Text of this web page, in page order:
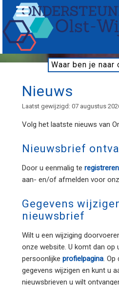
Nieuws
Laatst gewijzigd: 07 augustus
Volg het laatste nieuws van
Nieuwsbrief
Door u eenmalig te registreren
aan- en/of afmelden voor
Gegevens
nieuwsbrief
Wilt u een wijziging
onze website. U komt dan op
persoonlijke profielpagina. Op
gegevens wijzigen en kunt u
nieuwsbrieven u wilt